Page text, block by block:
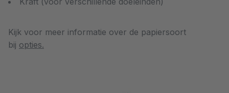
Kijk voor meer informatie over de papiersoort
bij opties.